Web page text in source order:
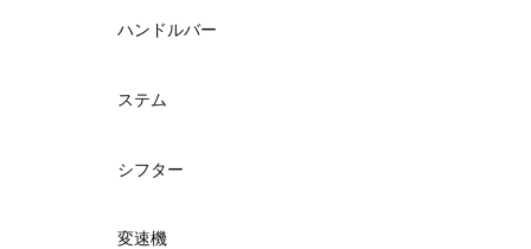
ハンドルバー
ステム
シフター
変速機